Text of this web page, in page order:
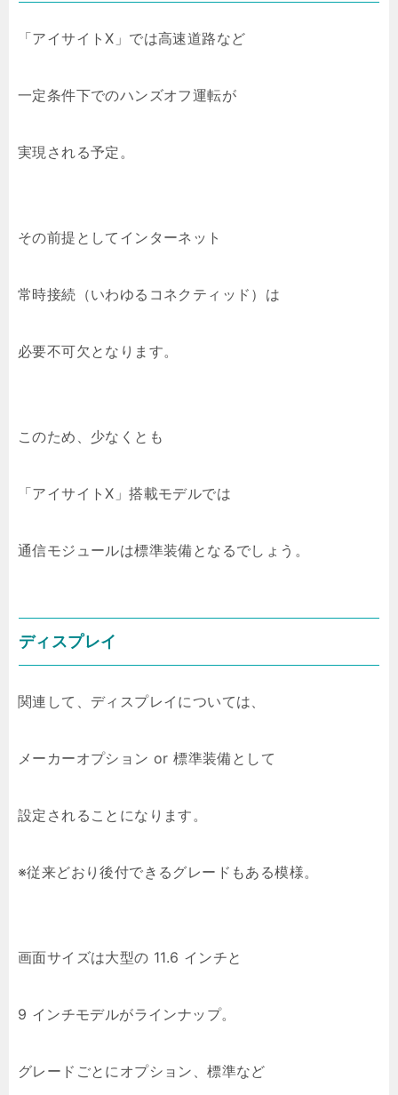
「アイサイトX」では高速道路など
一定条件下でのハンズオフ運転が
実現される予定。
その前提としてインターネット
常時接続（いわゆるコネクティッド）は
必要不可欠となります。
このため、少なくとも
「アイサイトX」搭載モデルでは
通信モジュールは標準装備となるでしょう。
ディスプレイ
関連して、ディスプレイについては、
メーカーオプション or 標準装備として
設定されることになります。
※従来どおり後付できるグレードもある模様。
画面サイズは大型の 11.6 インチと
9 インチモデルがラインナップ。
グレードごとにオプション、標準など